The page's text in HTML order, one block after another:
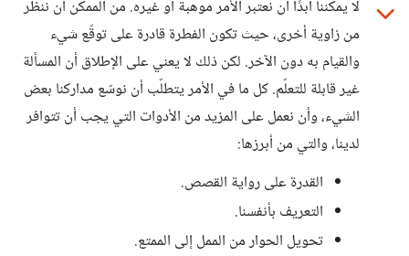
لا يمكننا أبدًا أن نعتبر الأمر موهبة أو غيره. من الممكن أن ننظر
من زاوية أخرى، حيث تكون الفطرة قادرة على توقّع شيء
والقيام به دون الآخر. لكن ذلك لا يعني على الإطلاق أن المسألة
غير قابلة للتعلّم. كل ما في الأمر يتطلّب أن نوسّع مداركنا بعض
الشيء، وأن نعمل على المزيد من الأدوات التي يجب أن تتوافر
لدينا، والتي من أبرزها:
القدرة على رواية القصص.
التعريف بأنفسنا.
تحويل الحوار من الممل إلى الممتع.